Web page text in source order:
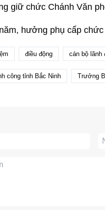
giữ chức Chánh Văn
hưởng phụ cấp
điều động cán bộ lãnh
công tỉnh Bắc Ninh Trưởng